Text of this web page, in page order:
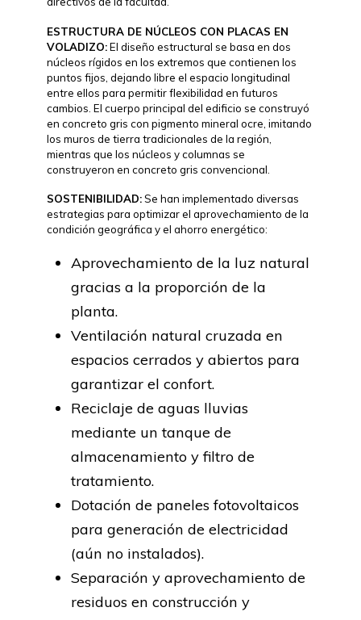
ESTRUCTURA DE NÚCLEOS CON PLACAS EN
VOLADIZO:El diseño estructural se basa en dos
núcleos rígidos en los extremos que contienen los
puntos fijos, dejando libre el espacio longitudinal
entre ellos para permitir flexibilidad en futuros
cambios. El cuerpo principal del edificio se construyó
en concreto gris con pigmento mineral ocre, imitando
los muros de tierra tradicionales de la región,
mientras que los núcleos y columnas se
construyeron en concreto gris convencional.
SOSTENIBILIDAD:Se han implementado diversas
estrategias para optimizar el aprovechamiento de la
condición geográfica y el ahorro energético:
Aprovechamiento de la luz natural
gracias a la proporción de la
planta.
Ventilación natural cruzada en
espacios cerrados y abiertos para
garantizar el confort.
Reciclaje de aguas lluvias
mediante un tanque de
almacenamiento y filtro de
tratamiento.
Dotación de paneles fotovoltaicos
para generación de electricidad
(aún no instalados).
Separación y aprovechamiento de
residuos en construcción y